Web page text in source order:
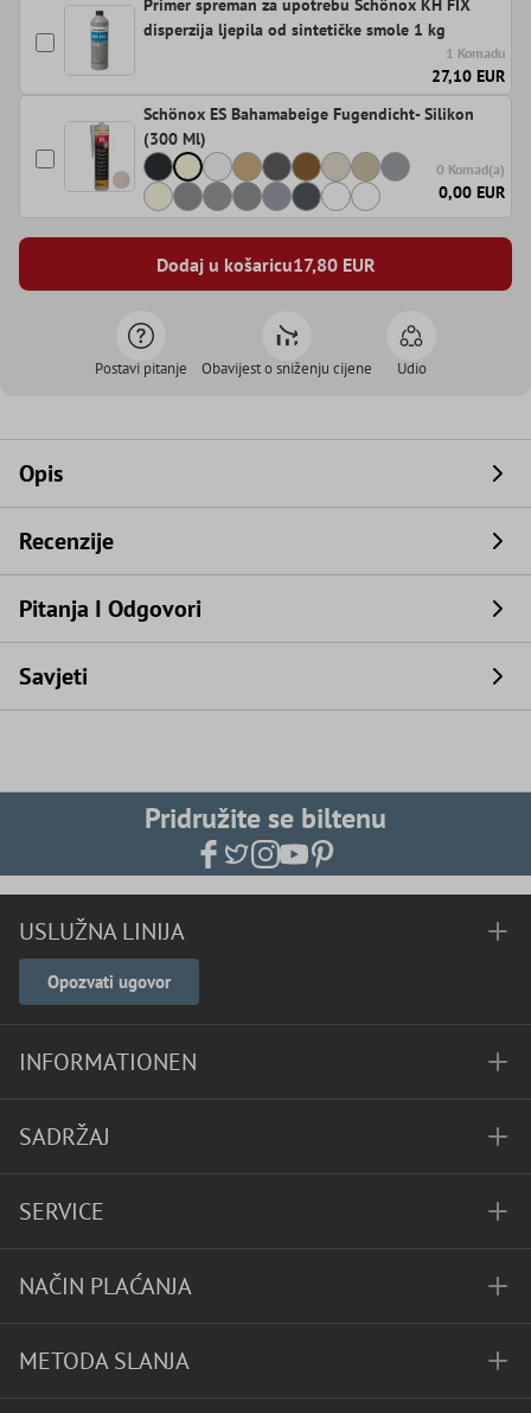
Primer spreman za upotrebu Schönox KH FIX
disperzija ljepila od sintetičke smole 1 kg
1 Komadu
27,10 EUR
Schönox ES Bahamabeige Fugendicht- Silikon
(300 Ml)
0 Komad(a)
0,00 EUR
Dodaj u košaricu17,80EUR
Postavi pitanje Obavijest o sniženju cijene Udio
Opis
Recenzije
Pitanja I Odgovori
Savjeti
Pridružite se biltenu
USLUŽNA LINIJA
Opozvati ugovor
INFORMATIONEN
SADRŽAJ
SERVICE
NAČIN PLAĆANJA
METODA SLANJA